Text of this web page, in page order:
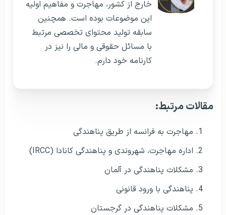
خارج از کشور، مهاجرت و مفاهیم اولیه
این موضوعات بوده است. همچنین
سابقه تولید محتوای تخصصی مرتبط
با مسائل حقوقی و مالی را نیز در
کارنامه خود دارم.
مقالات مرتبط:
مهاجرت به فرانسه از طریق پناهندگی
اداره مهاجرت، شهروندی و پناهندگی کانادا (IRCC)
مشکلات پناهندگی در آلمان
پناهندگی با ورود قانونی
مشکلات پناهندگی در گرجستان